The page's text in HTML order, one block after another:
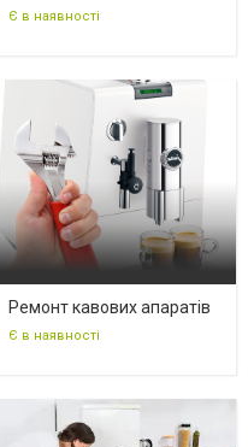
Є в наявності
Ремонт кавових апаратів
Є в наявності